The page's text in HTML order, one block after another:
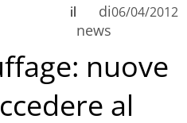
di
news
il 06/04/2012
nuove
al